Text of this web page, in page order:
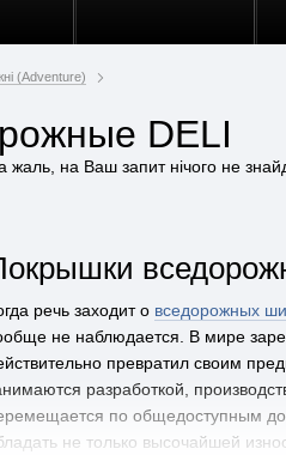
(Adventure)
DELI
речь заходит о вседорожных
не наблюдается. В мире
превратил своим
разработкой,
по общедоступным
не только высочайшей
жаль, на Ваш запит нічого не